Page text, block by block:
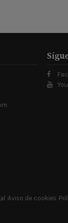
Aviso de cookies